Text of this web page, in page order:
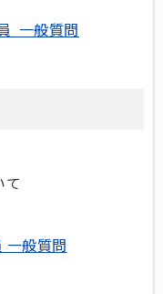
一般質問
て
一般質問